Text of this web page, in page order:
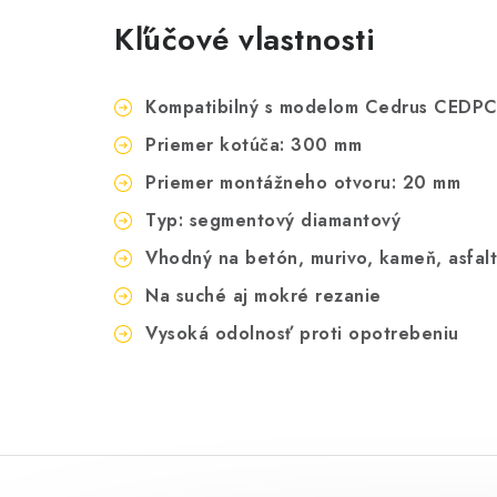
Kľúčové vlastnosti
Kompatibilný s modelom Cedrus
Priemer kotúča: 300 mm
Priemer montážneho otvoru: 20 mm
Typ: segmentový diamantový
Vhodný na betón, murivo, kameň, asfalt
Na suché aj mokré rezanie
Vysoká odolnosť proti opotrebeniu